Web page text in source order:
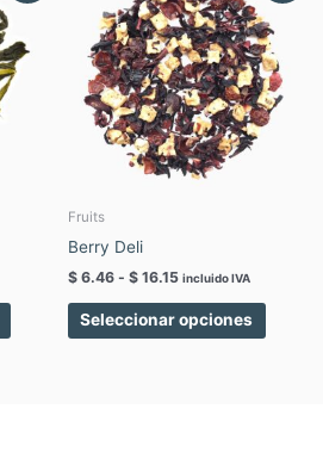
múltiples
variantes.
producto
Fruits
Berry Deli
$ 6.46 - $ 16.15
precios:
desde
$ 6.46
hasta
$ 16.15
incluido IVA
Seleccionar opciones
tiene
Las